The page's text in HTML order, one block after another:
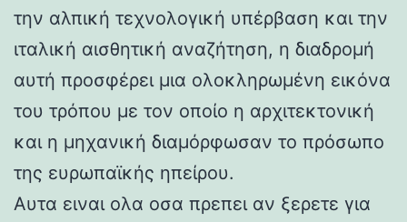
την αλπική τεχνολογική υπέρβαση και την
ιταλική αισθητική αναζήτηση, η διαδρομή
αυτή προσφέρει μια ολοκληρωμένη εικόνα
του τρόπου με τον οποίο η αρχιτεκτονική
και η μηχανική διαμόρφωσαν το πρόσωπο
της ευρωπαϊκής ηπείρου.
Αυτα ειναι ολα οσα πρεπει αν ξερετε για